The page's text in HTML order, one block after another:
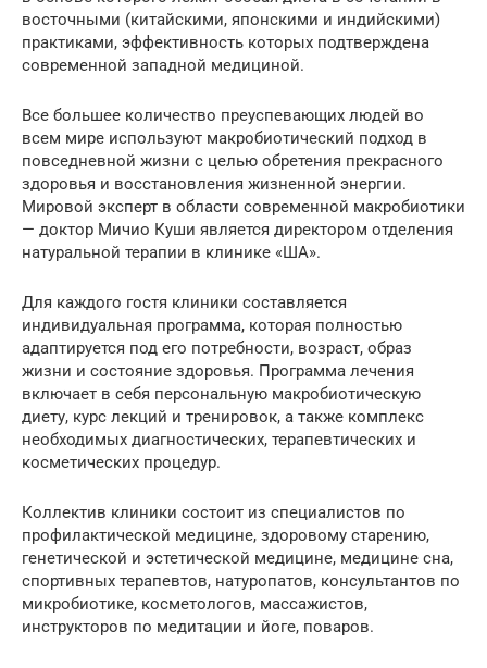
восточными (китайскими, японскими и индийскими)
практиками, эффективность которых подтверждена
современной западной медициной.
Все большее количество преуспевающих людей во
всем мире используют макробиотический подход в
повседневной жизни с целью обретения прекрасного
здоровья и восстановления жизненной энергии.
Мировой эксперт в области современной макробиотики
— доктор Мичио Куши является директором отделения
натуральной терапии в клинике «ША».
Для каждого гостя клиники составляется
индивидуальная программа, которая полностью
адаптируется под его потребности, возраст, образ
жизни и состояние здоровья. Программа лечения
включает в себя персональную макробиотическую
диету, курс лекций и тренировок, а также комплекс
необходимых диагностических, терапевтических и
косметических процедур.
Коллектив клиники состоит из специалистов по
профилактической медицине, здоровому старению,
генетической и эстетической медицине, медицине сна,
спортивных терапевтов, натуропатов, консультантов по
микробиотике, косметологов, массажистов,
инструкторов по медитации и йоге, поваров.